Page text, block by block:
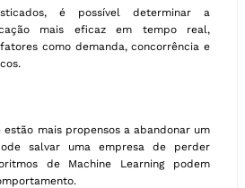
é possível determinar a
mais eficaz em tempo real,
como demanda, concorrência e
mais propensos a abandonar um
salvar uma empresa de perder
de Machine Learning podem